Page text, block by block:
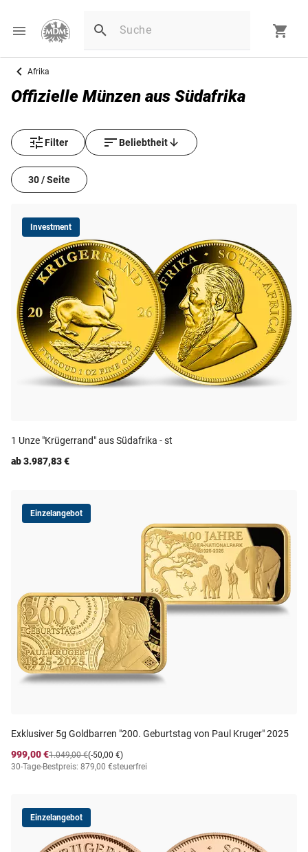
Afrika
Offizielle Münzen aus Südafrika
Filter Beliebtheit
30 / Seite
Investment
1 Unze "Krügerrand" aus Südafrika - st
ab 3.987,83 €
Einzelangebot
Exklusiver 5g Goldbarren "200. Geburtstag von Paul Kruger" 2025
999,00 €
(-50,00 €)
1.049,00 €
30-Tage-Bestpreis: 879,00 €steuerfrei
Einzelangebot